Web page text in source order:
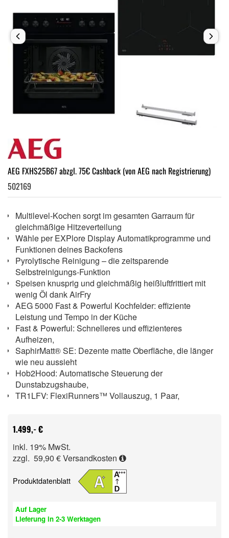
AEG FXHS25B67 abzgl. 75€ Cashback (von AEG nach Registrierung)
502169
Multilevel-Kochen sorgt im gesamten Garraum für
gleichmäßige Hitzeverteilung
Wähle per EXPlore Display Automatikprogramme und
Funktionen deines Backofens
Pyrolytische Reinigung – die zeitsparende
Selbstreinigungs-Funktion
Speisen knusprig und gleichmäßig heißluftfrittiert mit
wenig Öl dank AirFry
AEG 5000 Fast & Powerful Kochfelder: effiziente
Leistung und Tempo in der Küche
Fast & Powerful: Schnelleres und effizienteres
Aufheizen,
SaphirMatt® SE: Dezente matte Oberfläche, die länger
wie neu aussieht
Hob2Hood: Automatische Steuerung der
Dunstabzugshaube,
TR1LFV: FlexiRunners™ Vollauszug, 1 Paar,
1.499,- €
inkl. 19% MwSt.
zzgl. 59,90 €Versandkosten
Produktdatenblatt
Auf Lager
Lieferung in 2-3 Werktagen